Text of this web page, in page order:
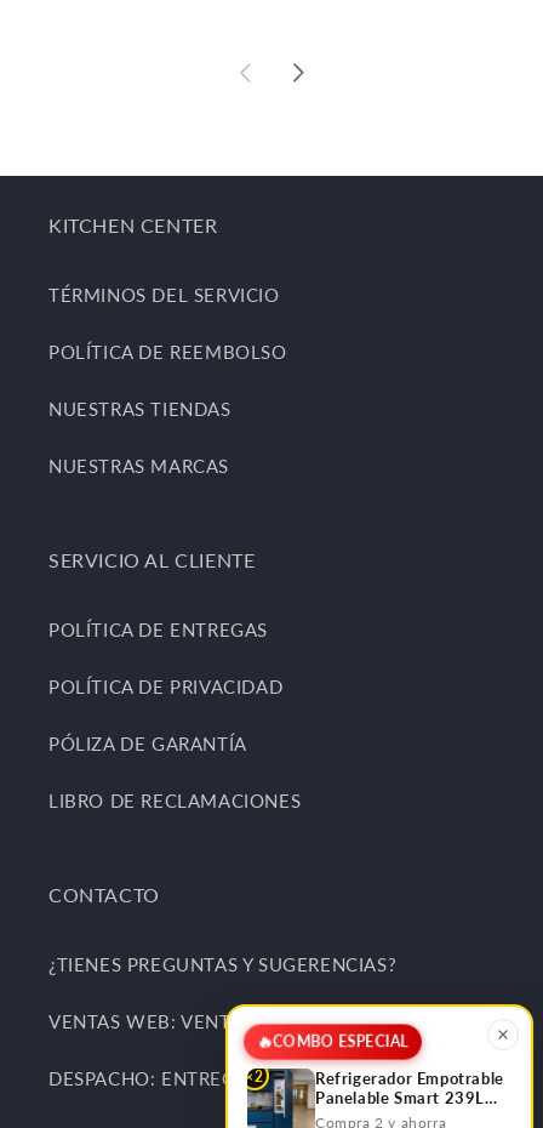
KITCHEN CENTER
TÉRMINOS DEL SERVICIO
POLÍTICA DE REEMBOLSO
NUESTRAS TIENDAS
NUESTRAS MARCAS
SERVICIO AL CLIENTE
POLÍTICA DE ENTREGAS
POLÍTICA DE PRIVACIDAD
PÓLIZA DE GARANTÍA
LIBRO DE RECLAMACIONES
CONTACTO
¿TIENES PREGUNTAS Y SUGERENCIAS?
VENTAS WEB: VENTAS@KITCHENCENTER.PE
DESPACHO: ENTREGAS@KITCHENCENTER.PE
🔥COMBO ESPECIAL
×2
Refrigerador Empotrable
Panelable Smart 239L
Bottom Frezzer FDV
Compra 2 y ahorra